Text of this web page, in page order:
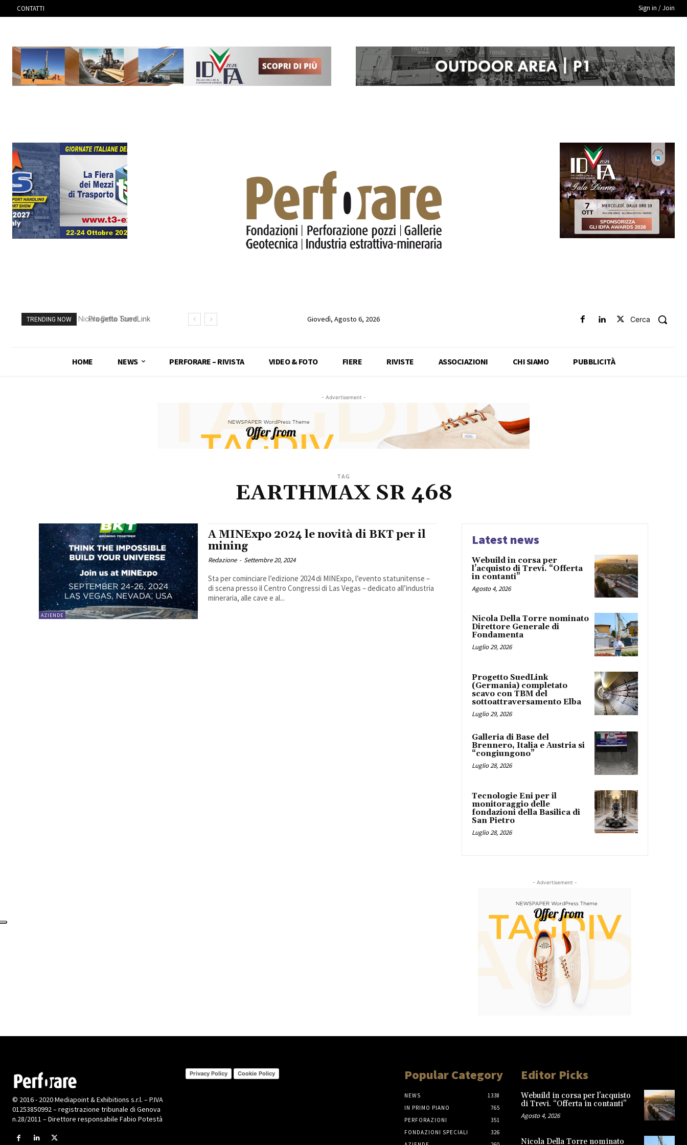
CONTATTI Sign in / Join
TRENDING NOW
Progetto SuedLink
con TBM del
Giovedì, Agosto 6, 2026 Cerca
HOME NEWS PERFORARE – RIVISTA VIDEO & FOTO FIERE RIVISTE ASSOCIAZIONI CHI SIAMO PUBBLICITÀ
- Advertisement -
TAG
EARTHMAX SR 468
AZIENDE
A MINExpo 2024 le novità di BKT per il
mining
Redazione - Settembre 20, 2024
Sta per cominciare l’edizione 2024 di MINExpo, l’evento statunitense –
di scena presso il Centro Congressi di Las Vegas – dedicato all’industria
mineraria, alle cave e al...
Latest news
Webuild in corsa per
l’acquisto di Trevi. “Offerta
in contanti”
Agosto 4, 2026
Nicola Della Torre nominato
Direttore Generale di
Fondamenta
Luglio 29, 2026
Progetto SuedLink
(Germania) completato
scavo con TBM del
sottoattraversamento Elba
Luglio 29, 2026
Galleria di Base del
Brennero, Italia e Austria si
“congiungono”
Luglio 28, 2026
Tecnologie Eni per il
monitoraggio delle
fondazioni della Basilica di
San Pietro
Luglio 28, 2026
- Advertisement -
© 2016 - 2020 Mediapoint & Exhibitions s.r.l. – P.IVA
01253850992 – registrazione tribunale di Genova
n.28/2011 – Direttore responsabile Fabio Potestà
Privacy Policy Cookie Policy Popular Category
NEWS
1338
IN PRIMO PIANO
765
PERFORAZIONI
351
FONDAZIONI SPECIALI
326
Editor Picks
Webuild in corsa per l’acquisto
di Trevi. “Offerta in contanti”
Agosto 4, 2026
Nicola Della Torre nominato